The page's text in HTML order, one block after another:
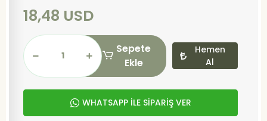
18,48 USD
Sepete
Ekle
Hemen
Al
WHATSAPP İLE SİPARİŞ VER